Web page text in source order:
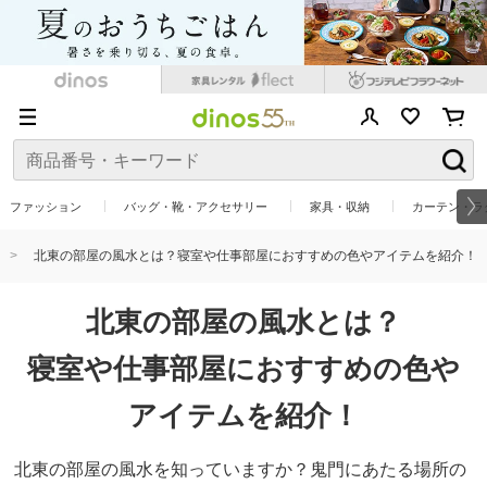
ファッション バッグ・靴・アクセサリー 家具・収納 カーテン・
北東の部屋の風水とは？寝室や仕事部屋におすすめの色やアイテムを紹介！
北東の部屋の風水とは？
寝室や仕事部屋におすすめの色や
アイテムを紹介！
北東の部屋の風水を知っていますか？鬼門にあたる場所の